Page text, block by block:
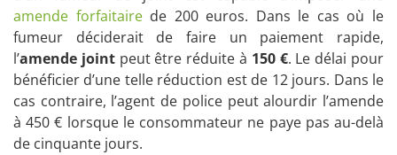
amende forfaitairede 200 euros. Dans le cas où le
fumeur déciderait de faire un paiement rapide,
l’amende jointpeut être réduite à 150 €. Le délai pour
bénéficier d’une telle réduction est de 12 jours. Dans le
cas contraire, l’agent de police peut alourdir l’amende
à 450 € lorsque le consommateur ne paye pas au-delà
de cinquante jours.